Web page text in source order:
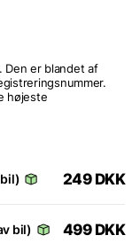
Den er blandet af
højeste
249 DKK
bil) 499 DKK